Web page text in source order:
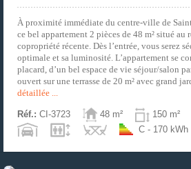
À proximité immédiate du centre-ville de
ce bel appartement 2 pièces de 48 m² situé au
copropriété récente. Dès l’entrée, vous serez
optimale et sa luminosité. L’appartement se
placard, d’un bel espace de vie séjour/salon
ouvert sur une terrasse de 20 m² avec grand
détaillée ...
Réf.: CI-3723 48 m² 150 m²
C - 170 kWh